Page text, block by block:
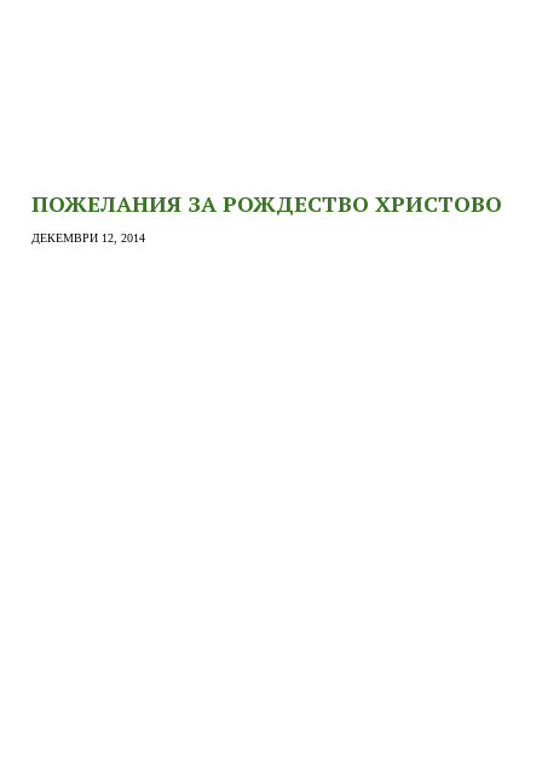
ПОЖЕЛАНИЯ ЗА РОЖДЕСТВО ХРИСТОВО
ДЕКЕМВРИ 12, 2014